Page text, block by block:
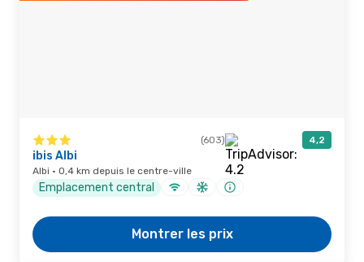
(603) 4,2
ibis Albi
Albi · 0,4 km depuis le centre-ville
Emplacement central
Montrer les prix